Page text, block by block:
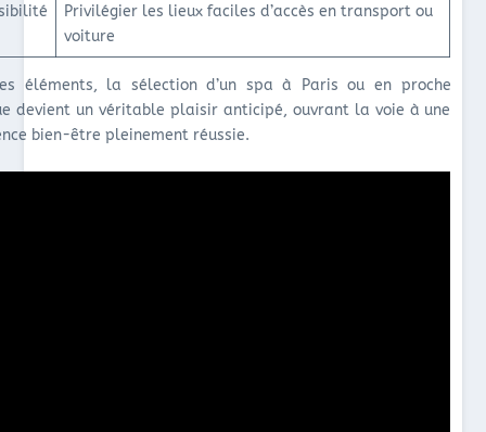
Privilégier les lieux faciles d’accès en transport ou
voiture
éléments, la sélection d’un spa à Paris ou en proche
devient un véritable plaisir anticipé, ouvrant la voie à une
bien-être pleinement réussie.